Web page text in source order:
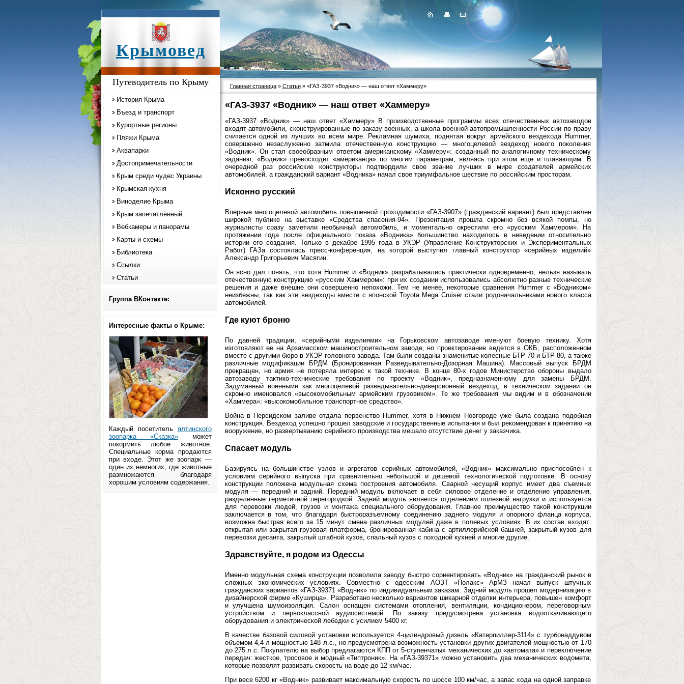
Крымовед
Путеводитель по Крыму
История Крыма
Въезд и транспорт
Курортные регионы
Пляжи Крыма
Аквапарки
Достопримечательности
Крым среди чудес Украины
Крымская кухня
Виноделие Крыма
Крым запечатлённый...
Вебкамеры и панорамы
Карты и схемы
Библиотека
Ссылки
Статьи
Группа ВКонтакте:
Интересные факты о Крыме:
Каждый посетитель ялтинского
зоопарка «Сказка» может
покормить любое животное.
Специальные корма продаются
при входе. Этот же зоопарк —
один из немногих, где животные
размножаются благодаря
хорошим условиям содержания.
Главная страница» Статьи» «ГАЗ-3937 «Водник» — наш ответ «Хаммеру»
«ГАЗ-3937 «Водник» — наш ответ «Хаммеру»
«ГАЗ-3937 «Водник» — наш ответ «Хаммеру» В производственные программы всех отечественных автозаводов
входят автомобили, сконструированные по заказу военных, а школа военной автопромышленности России по праву
считается одной из лучших во всем мире. Рекламная шумиха, поднятая вокруг армейского вездехода Hummer,
совершенно незаслуженно затмила отечественную конструкцию — многоцелевой вездеход нового поколения
«Водник». Он стал своеобразным ответом американскому «Хаммеру»: созданный по аналогичному техническому
заданию, «Водник» превосходит «американца» по многим параметрам, являясь при этом еще и плавающим. В
очередной раз российские конструкторы подтвердили свое звание лучших в мире создателей армейских
автомобилей, а гражданский вариант «Водника» начал свое триумфальное шествие по российским просторам.
Исконно русский
Впервые многоцелевой автомобиль повышенной проходимости «ГАЗ-3907» (гражданский вариант) был представлен
широкой публике на выставке «Средства спасения-94». Презентация прошла скромно без всякой помпы, но
журналисты сразу заметили необычный автомобиль, и моментально окрестили его «русским Хаммером». На
протяжении года после официального показа «Водника» большинство находилось в неведении относительно
истории его создания. Только в декабре 1995 года в УКЭР (Управление Конструкторских и Экспериментальных
Работ) ГАЗа состоялась пресс-конференция, на которой выступил главный конструктор «серийных изделий»
Александр Григорьевич Масягин.
Он ясно дал понять, что хотя Hummer и «Водник» разрабатывались практически одновременно, нельзя называть
отечественную конструкцию «русским Хаммером»: при их создании использовались абсолютно разные технические
решения и даже внешне они совершенно непохожи. Тем не менее, некоторые сравнения Hummer с «Водником»
неизбежны, так как эти вездеходы вместе с японской Toyota Mega Cruiser стали родоначальниками нового класса
автомобилей.
Где куют броню
По давней традиции, «серийными изделиями» на Горьковском автозаводе именуют боевую технику. Хотя
изготовляют ее на Арзамасском машиностроительном заводе, но проектирование ведется в ОКБ, расположенном
вместе с другими бюро в УКЭР головного завода. Там были созданы знаменитые колесные БТР-70 и БТР-80, а также
различные модификации БРДМ (Бронированная Разведывательно-Дозорная Машина). Массовый выпуск БРДМ
прекращен, но армия не потеряла интерес к такой технике. В конце 80-х годов Министерство обороны выдало
автозаводу тактико-технические требования по проекту «Водник», предназначенному для замены БРДМ.
Задуманный военными как многоцелевой разведывательно-диверсионный вездеход, в техническом задании он
скромно именовался «высокомобильным армейским грузовиком». Те же требования мы видим и в обозначении
«Хаммера»: «высокомобильное транспортное средство».
Война в Персидском заливе отдала первенство Hummer, хотя в Нижнем Новгороде уже была создана подобная
конструкция. Вездеход успешно прошел заводские и государственные испытания и был рекомендован к принятию на
вооружение, но развертыванию серийного производства мешало отсутствие денег у заказчика.
Спасает модуль
Базируясь на большинстве узлов и агрегатов серийных автомобилей, «Водник» максимально приспособлен к
условиям серийного выпуска при сравнительно небольшой и дешевой технологической подготовке. В основу
конструкции положена модульная схема построения автомобиля. Сварной несущий корпус имеет два съемных
модуля — передний и задний. Передний модуль включает в себя силовое отделение и отделение управления,
разделенные герметичной перегородкой. Задний модуль является отделением полезной нагрузки и используется
для перевозки людей, грузов и монтажа специального оборудования. Главное преимущество такой конструкции
заключается в том, что благодаря быстроразъемному соединению заднего модуля и опорного фланца корпуса,
возможна быстрая всего за 15 минут смена различных модулей даже в полевых условиях. В их состав входят:
открытая или закрытая грузовая платформа, бронированная кабина с артиллерийской башней, закрытый кузов для
перевозки десанта, закрытый штабной кузов, спальный кузов с походной кухней и многие другие.
Здравствуйте, я родом из Одессы
Именно модульная схема конструкции позволила заводу быстро сориентировать «Водник» на гражданский рынок в
сложных экономических условиях. Совместно с одесским АОЗТ «Полакс» АрМЗ начал выпуск штучных
гражданских вариантов «ГАЗ-39371 «Водник» по индивидуальным заказам. Задний модуль прошел модернизацию в
дизайнерской фирме «Куширца». Разработано несколько вариантов шикарной отделки интерьера, повышен комфорт
и улучшена шумоизоляция. Салон оснащен системами отопления, вентиляции, кондиционером, переговорным
устройством и первоклассной аудиосистемой. По заказу предусмотрена установка водооткачивающего
оборудования и электрической лебедки с усилием 5400 кг.
В качестве базовой силовой установки используется 4-цилиндровый дизель «Катерпиллер-3114» с турбонаддувом
объемом 4,4 л мощностью 148 л.с., но предусмотрена возможность установки других двигателей мощностью от 170
до 275 л.с. Покупателю на выбор предлагаются КПП от 5-ступенчатых механических до «автомата» и переключение
передач: жесткое, тросовое и модный «Типтроник». На «ГАЗ-39371» можно установить два механических водомета,
которые позволят развивать скорость на воде до 12 км/час.
При весе 6200 кг «Водник» развивает максимальную скорость по шоссе 100 км/час, а запас хода на одной заправке